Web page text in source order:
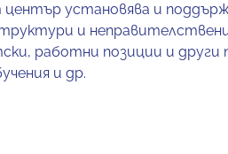
център установява и
и
работни позиции и
и др.